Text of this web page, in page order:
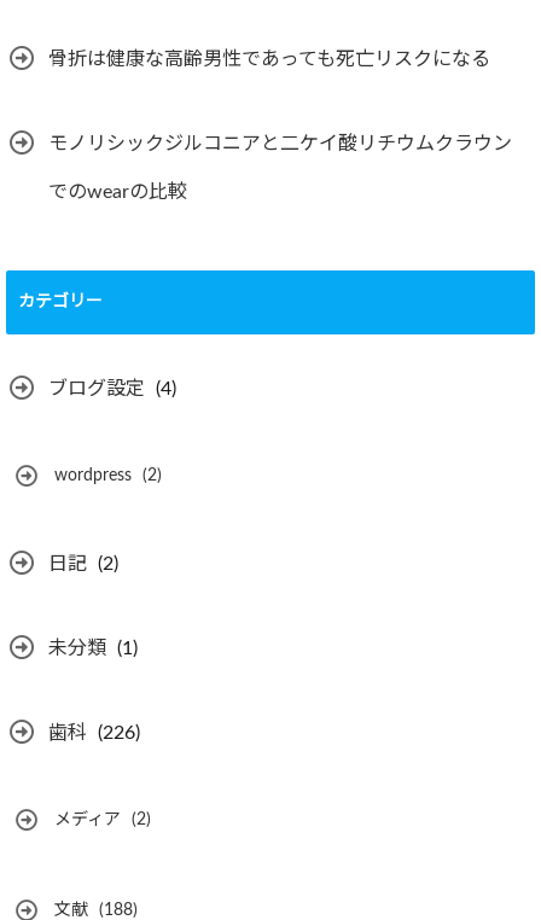
骨折は健康な高齢男性であっても死亡リスクになる
モノリシックジルコニアと二ケイ酸リチウムクラウン
でのwearの比較
カテゴリー
ブログ設定 (4)
wordpress (2)
日記 (2)
未分類 (1)
歯科 (226)
メディア (2)
文献 (188)